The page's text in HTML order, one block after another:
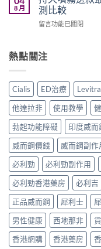
錢、
副
全
面
較
與
香
港
購
買
指
南〉
中
Oral
全
較〉
犀
利
士
藥
渠
道、
價
錢
與
真
假
辨
指
南〉
中
大
Levifil
20mg
印
威
壯
學
名
藥
真
實
效
果、
正
確
用
法
與
香
港
購
8 月
測比較
在
噴
霧
款
最
好
用？
享
久
3
代
Climax
印
度
神
油
實
測
比
留言功能已關閉
熱點關注
Cialis ED治療 Levitra
他達拉非
使用教學
勃起功能障礙
印度威而
威而鋼價錢
威而鋼副作
必利勁
必利勁副作用
必利勁香港藥房
必利吉
正品威而鋼
犀利士
男性健康
西地那非
香港網購
香港藥房